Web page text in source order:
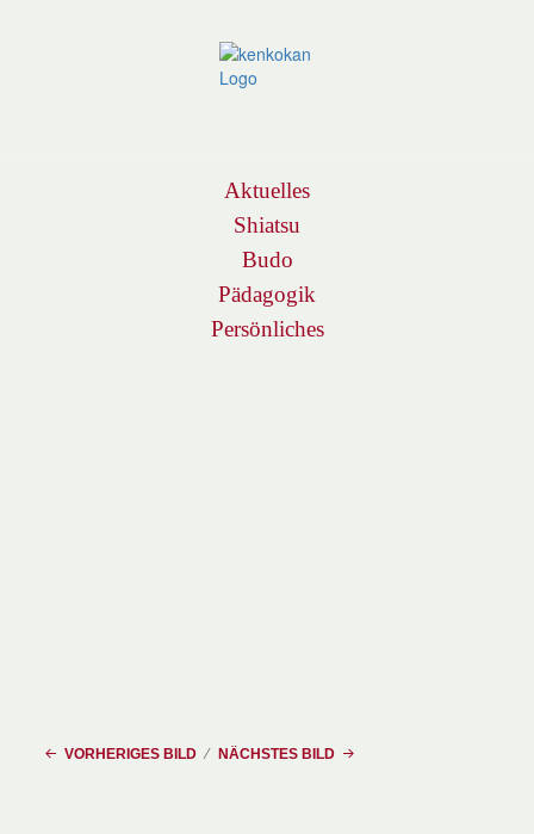
Aktuelles
Shiatsu
Budo
Pädagogik
Persönliches
VORHERIGES BILD NÄCHSTES BILD